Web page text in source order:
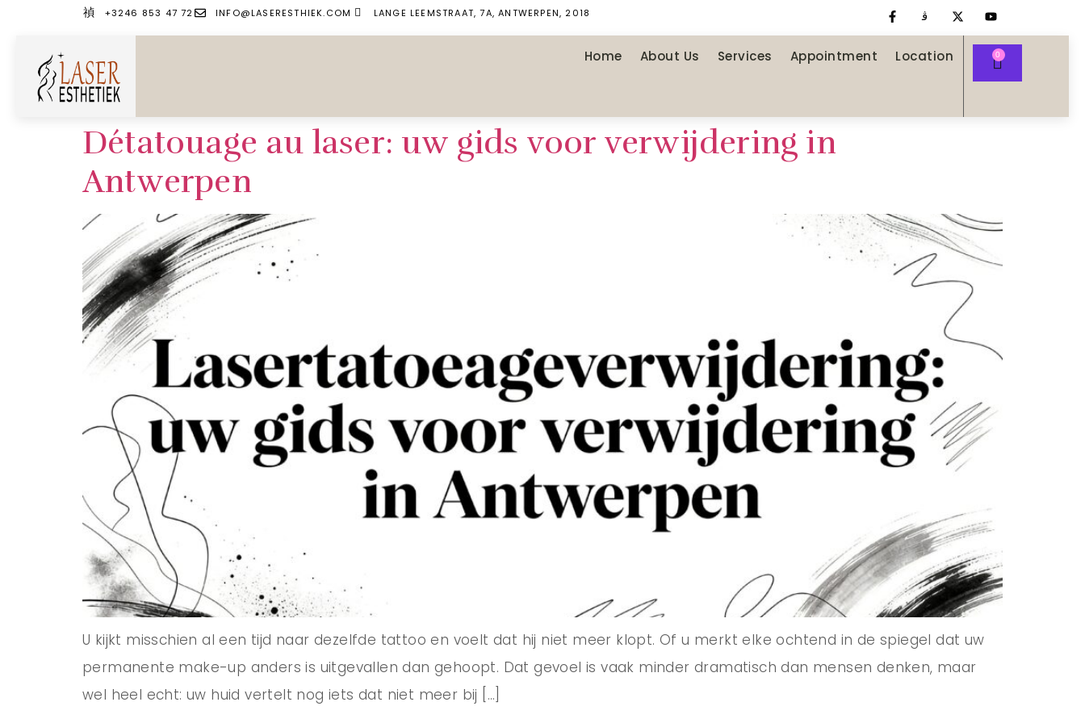
+3246 853 47 72 INFO@LASERESTHIEK.COM LANGE LEEMSTRAAT, 7A, ANTWERPEN, 2018
Home About Us Services Appointment Location
Détatouage au laser: uw gids voor verwijdering in
Antwerpen
U kijkt misschien al een tijd naar dezelfde tattoo en voelt dat hij niet meer klopt. Of u merkt elke ochtend in de spiegel dat uw
permanente make-up anders is uitgevallen dan gehoopt. Dat gevoel is vaak minder dramatisch dan mensen denken, maar
wel heel echt: uw huid vertelt nog iets dat niet meer bij […]